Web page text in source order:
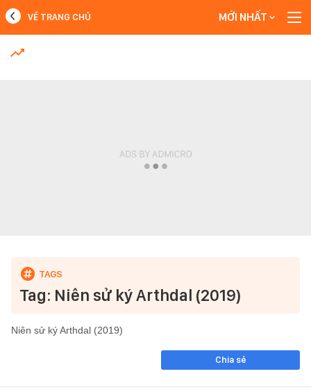
MỚI NHẤT
VỀ TRANG CHỦ MỚI NHẤT
Tag: Niên sử ký Arthdal (2019)
Niên sử ký Arthdal (2019)
Chia sẻ